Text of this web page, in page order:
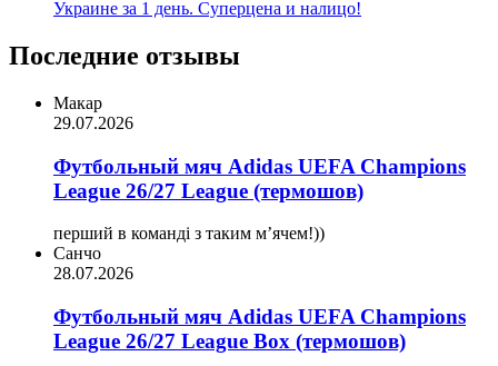
Украине за 1 день. Суперцена и налицо!
Последние отзывы
Макар
29.07.2026
Футбольный мяч Adidas UEFA Champions
League 26/27 League (термошов)
перший в команді з таким мʼячем!))
Санчо
28.07.2026
Футбольный мяч Adidas UEFA Champions
League 26/27 League Box (термошов)